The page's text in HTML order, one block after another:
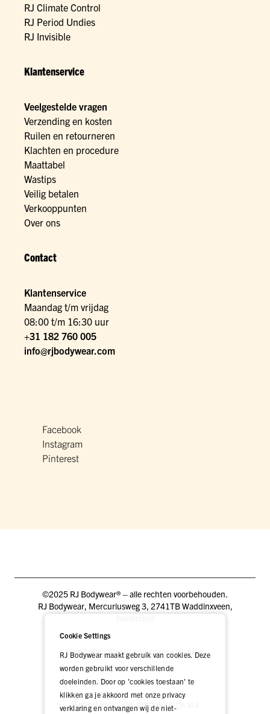
RJ Climate Control
RJ Period Undies
RJ Invisible
Klantenservice
Veelgestelde vragen
Verzending en kosten
Ruilen en retourneren
Klachten en procedure
Maattabel
Wastips
Veilig betalen
Verkooppunten
Over ons
Contact
Klantenservice
Maandag t/m vrijdag
08:00 t/m 16:30 uur
+31 182 760 005
info@rjbodywear.com
Facebook
Instagram
Pinterest
©2025 RJ Bodywear® – alle rechten voorbehouden.
RJ Bodywear, Mercuriusweg 3, 2741TB Waddinxveen,
BlogZakelijkPers VacaturesDEALER LOGIN
Betaal veilig én gemakkelijk via
Cookie Settings
RJ Bodywear maakt gebruik van cookies. Deze
worden gebruikt voor verschillende
doeleinden. Door op 'cookies toestaan' te
klikken ga je akkoord met onze privacy
verklaring en ontvangen wij de niet-